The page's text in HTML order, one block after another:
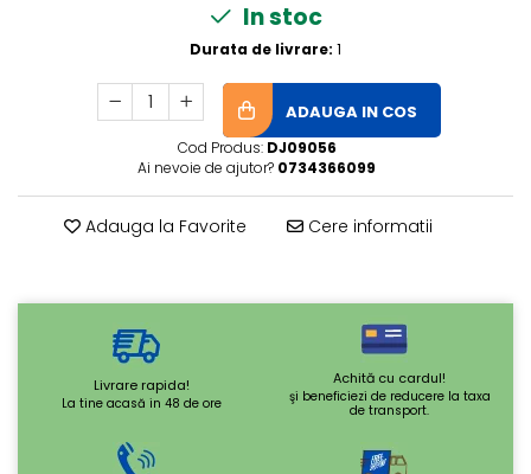
In stoc
Durata de livrare: 1
ADAUGA IN COS
Cod Produs: DJ09056
Ai nevoie de ajutor? 0734366099
Adauga la Favorite Cere informatii
Livrare rapida!
La tine acasă in 48 de ore
Achită cu cardul!
şi beneficiezi de reducere la taxa
de transport.